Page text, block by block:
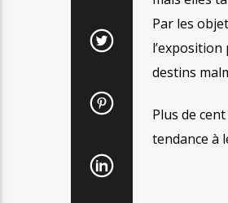
Par les
destins
Plus de
tendance à